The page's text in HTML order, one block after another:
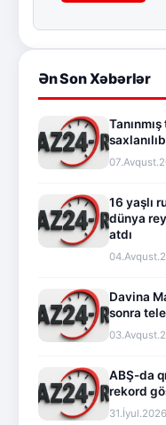
Ən Son Xəbərlər
saxlanılıb
16 yaşlı
dünya
atdı
Davina
sonra
ABŞ-da
rekord